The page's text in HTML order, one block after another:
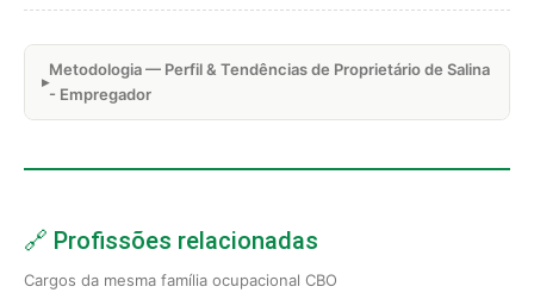
Metodologia — Perfil & Tendências de Proprietário de Salina
- Empregador
🔗 Profissões relacionadas
Cargos da mesma família ocupacional CBO